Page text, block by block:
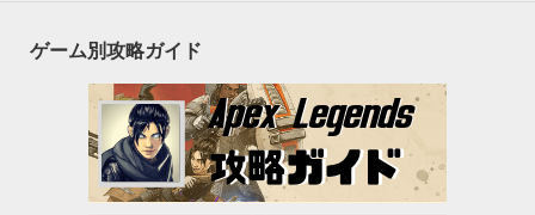
ゲーム別攻略ガイド